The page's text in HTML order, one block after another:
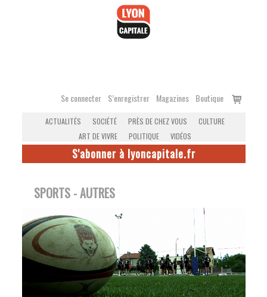
Se connecter S’enregistrer Magazines Boutique
Voir
ACTUALITÉS SOCIÉTÉ PRÈS DE CHEZ VOUS
CULTURE
ART DE VIVRE
POLITIQUE VIDÉOS
S'abonner à lyoncapitale.fr
SPORTS - AUTRES